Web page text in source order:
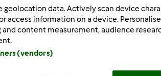
a todas,não sou bimbolica mas ando
geolocation data. Actively scan device
access information on a device.
and content measurement, audience
(vendors)